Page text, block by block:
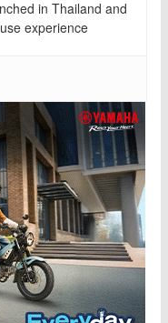
in Thailand and
experience